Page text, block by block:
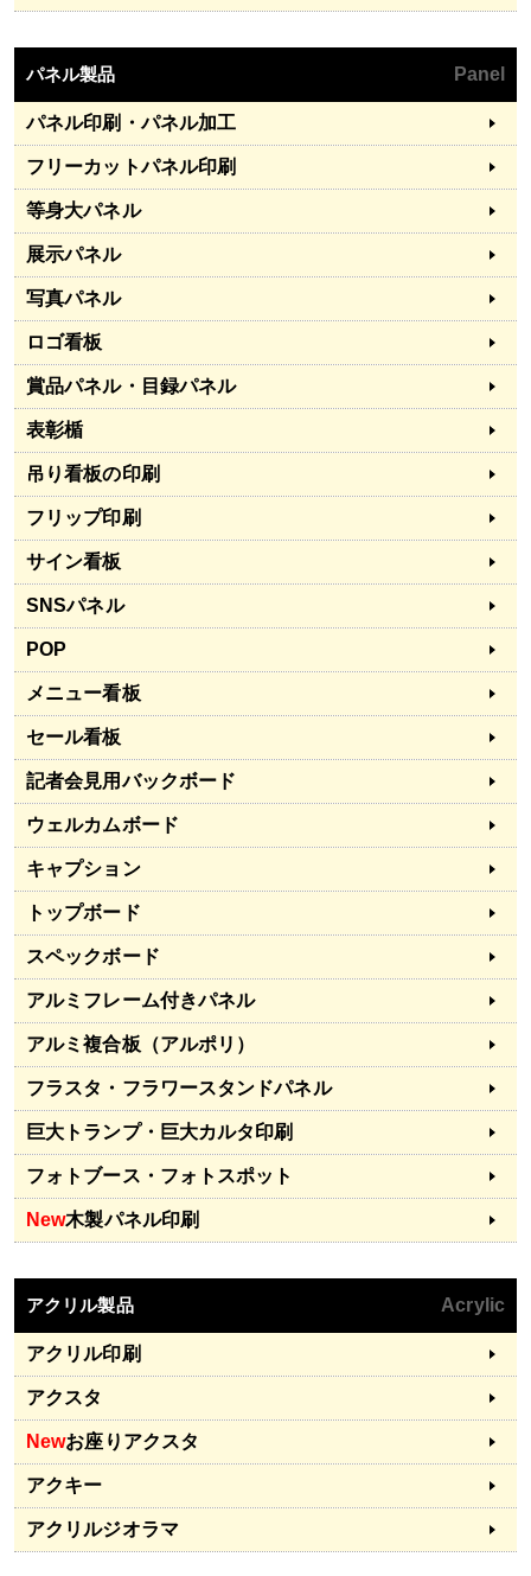
パネル製品 Panel
パネル印刷・パネル加工
フリーカットパネル印刷
等身大パネル
展示パネル
写真パネル
ロゴ看板
賞品パネル・目録パネル
表彰楯
吊り看板の印刷
フリップ印刷
サイン看板
SNSパネル
POP
メニュー看板
セール看板
記者会見用バックボード
ウェルカムボード
キャプション
トップボード
スペックボード
アルミフレーム付きパネル
アルミ複合板（アルポリ）
フラスタ・フラワースタンドパネル
巨大トランプ・巨大カルタ印刷
フォトブース・フォトスポット
New木製パネル印刷
アクリル製品 Acrylic
アクリル印刷
アクスタ
Newお座りアクスタ
アクキー
アクリルジオラマ